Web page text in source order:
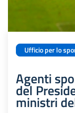
Ufficio per lo
Agenti
del
ministri